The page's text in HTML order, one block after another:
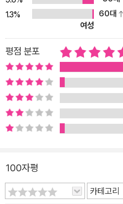
같은 사회 이슈에 대해 의문이 생겼
으면 좋은 동화들이 총망라되어 있
들을 매료시키는 역사 동화, 공포
같은 장르 동화도 엄선해서 소개해
가서 책등이 너덜너덜해지는 시리
한 주제를 담아내는 그래픽노블도
공교육의 현장에서 아이들과 시간
해온 현직 교사가 여러 시행착오를
고 반응을 확인한 책들이다. 저자는 가족과 친구를 넘어, 바깥세
질문을 던지게 하는 책, 아이들의
아이들의 생각에 변화를 일으키는
누릴 수 있게 하는 책을 하나 가득
1.3%
60대
여성
평점 분포
100자평
카테고리